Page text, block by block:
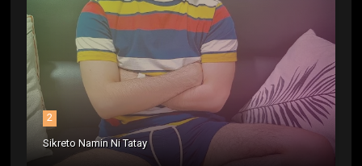
2
Sikreto Namin Ni Tatay